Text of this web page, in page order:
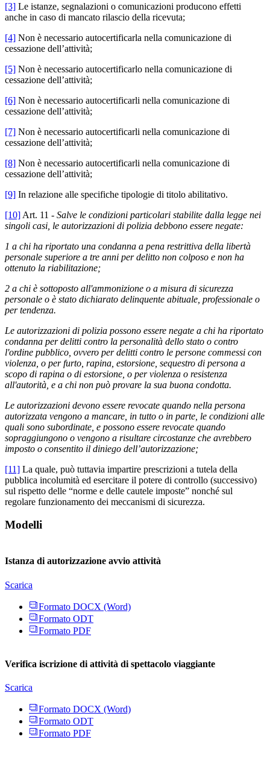
[3] Le istanze, segnalazioni o comunicazioni producono effetti
anche in caso di mancato rilascio della ricevuta;
[4] Non è necessario autocertificarla nella comunicazione di
cessazione dell’attività;
[5] Non è necessario autocertificarlo nella comunicazione di
cessazione dell’attività;
[6] Non è necessario autocertificarli nella comunicazione di
cessazione dell’attività;
[7] Non è necessario autocertificarli nella comunicazione di
cessazione dell’attività;
[8] Non è necessario autocertificarli nella comunicazione di
cessazione dell’attività;
[9] In relazione alle specifiche tipologie di titolo abilitativo.
[10] Art. 11 - Salve le condizioni particolari stabilite dalla legge nei
singoli casi, le autorizzazioni di polizia debbono essere negate:
1 a chi ha riportato una condanna a pena restrittiva della libertà
personale superiore a tre anni per delitto non colposo e non ha
ottenuto la riabilitazione;
2 a chi è sottoposto all'ammonizione o a misura di sicurezza
personale o è stato dichiarato delinquente abituale, professionale o
per tendenza.
Le autorizzazioni di polizia possono essere negate a chi ha riportato
condanna per delitti contro la personalità dello stato o contro
l'ordine pubblico, ovvero per delitti contro le persone commessi con
violenza, o per furto, rapina, estorsione, sequestro di persona a
scopo di rapina o di estorsione, o per violenza o resistenza
all'autorità, e a chi non può provare la sua buona condotta.
Le autorizzazioni devono essere revocate quando nella persona
autorizzata vengono a mancare, in tutto o in parte, le condizioni alle
quali sono subordinate, e possono essere revocate quando
sopraggiungono o vengono a risultare circostanze che avrebbero
imposto o consentito il diniego dell’autorizzazione;
[11] La quale, può tuttavia impartire prescrizioni a tutela della
pubblica incolumità ed esercitare il potere di controllo (successivo)
sul rispetto delle “norme e delle cautele imposte” nonché sul
regolare funzionamento dei meccanismi di sicurezza.
Modelli
Istanza di autorizzazione avvio attività
Scarica
Formato DOCX (Word)
Formato ODT
Formato PDF
Verifica iscrizione di attività di spettacolo viaggiante
Scarica
Formato DOCX (Word)
Formato ODT
Formato PDF